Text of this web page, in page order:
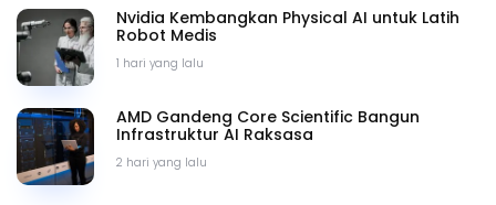
1 hari yang lalu
Nvidia Kembangkan Physical AI untuk Latih
Robot Medis
2 hari yang lalu
AMD Gandeng Core Scientific Bangun
Infrastruktur AI Raksasa